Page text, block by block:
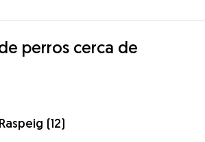
perros cerca de
(12)